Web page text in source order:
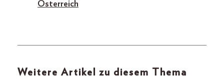
Österreich
Weitere Artikel zu diesem Thema